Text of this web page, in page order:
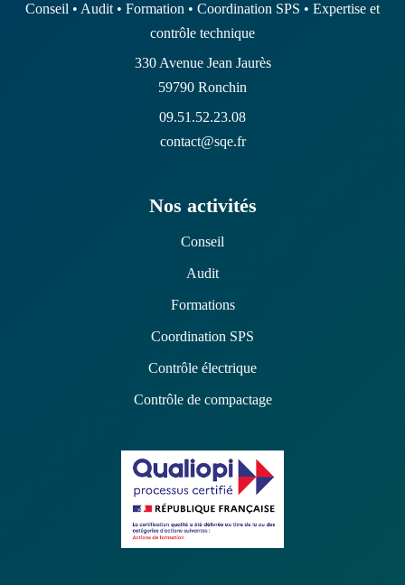
Conseil • Audit • Formation • Coordination SPS • Expertise et
contrôle technique
330 Avenue Jean Jaurès
59790 Ronchin
09.51.52.23.08
contact@sqe.fr
Nos activités
Conseil
Audit
Formations
Coordination SPS
Contrôle électrique
Contrôle de compactage